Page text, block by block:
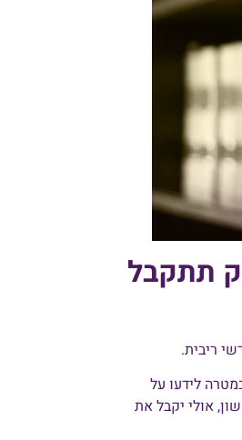
תתקבל
ריבית.
לידעו על
אולי יקבל את